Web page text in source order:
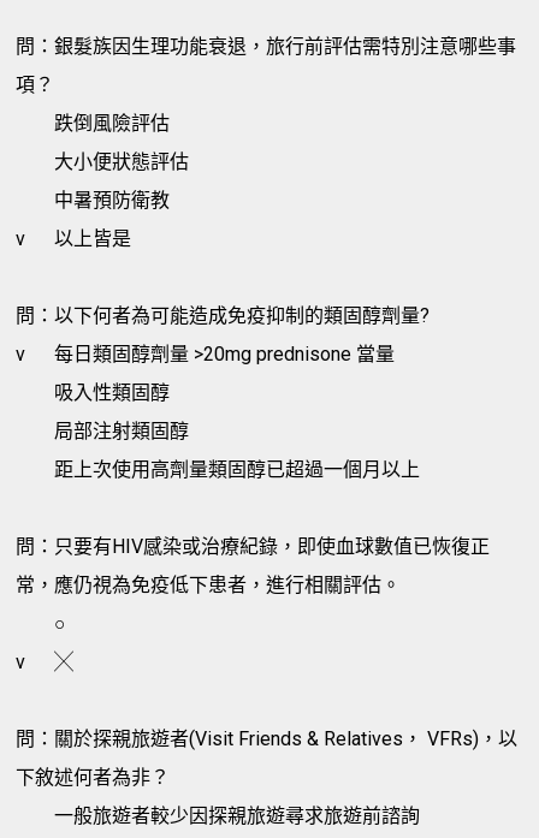
問：銀髮族因生理功能衰退，旅行前評估需特別注意哪些事
項？
跌倒風險評估
大小便狀態評估
中暑預防衛教
v
以上皆是
問：以下何者為可能造成免疫抑制的類固醇劑量?
v
每日類固醇劑量 >20mg prednisone 當量
吸入性類固醇
局部注射類固醇
距上次使用高劑量類固醇已超過一個月以上
問：只要有HIV感染或治療紀錄，即使血球數值已恢復正
常，應仍視為免疫低下患者，進行相關評估。
○
v
╳
問：關於探親旅遊者(Visit Friends & Relatives， VFRs)，以
下敘述何者為非？
一般旅遊者較少因探親旅遊尋求旅遊前諮詢